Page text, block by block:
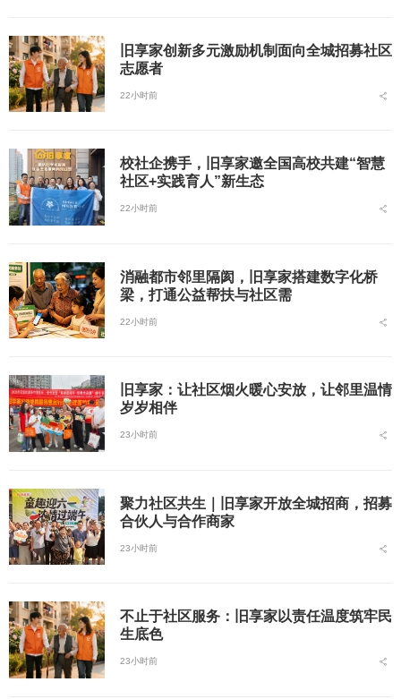
旧享家创新多元激励机制面向全城招募社区
志愿者
22小时前
校社企携手，旧享家邀全国高校共建“智慧
社区+实践育人”新生态
22小时前
消融都市邻里隔阂，旧享家搭建数字化桥
梁，打通公益帮扶与社区需
22小时前
旧享家：让社区烟火暖心安放，让邻里温情
岁岁相伴
23小时前
聚力社区共生｜旧享家开放全城招商，招募
合伙人与合作商家
23小时前
不止于社区服务：旧享家以责任温度筑牢民
生底色
23小时前